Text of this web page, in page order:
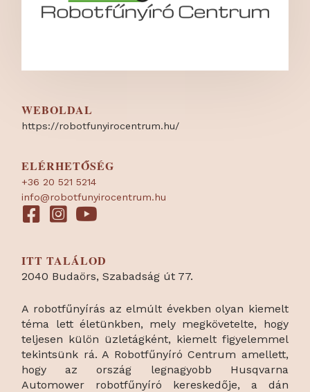
WEBOLDAL
https://robotfunyirocentrum.hu/
ELÉRHETŐSÉG
+36 20 521 5214
info@robotfunyirocentrum.hu
ITT TALÁLOD
2040 Budaörs, Szabadság út 77.
A robotfűnyírás az elmúlt években olyan kiemelt
téma lett életünkben, mely megkövetelte, hogy
teljesen külön üzletágként, kiemelt figyelemmel
tekintsünk rá. A Robotfűnyíró Centrum amellett,
hogy az ország legnagyobb Husqvarna
Automower robotfűnyíró kereskedője, a dán